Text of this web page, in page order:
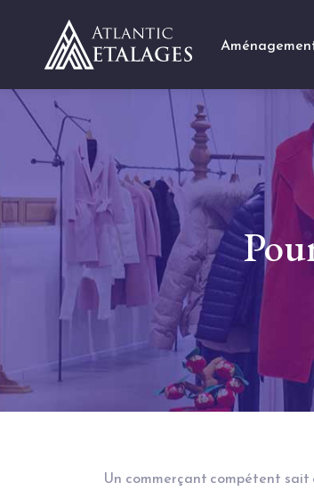
Un commerçant compétent sait